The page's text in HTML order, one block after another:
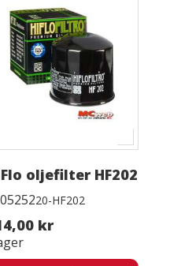
oljefilter HF202
20-HF202
kr